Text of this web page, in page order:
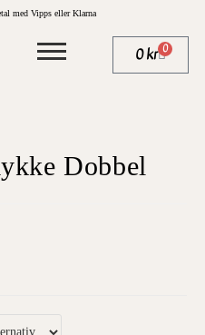
med Vipps eller Klarna
0kr 0
Dobbel